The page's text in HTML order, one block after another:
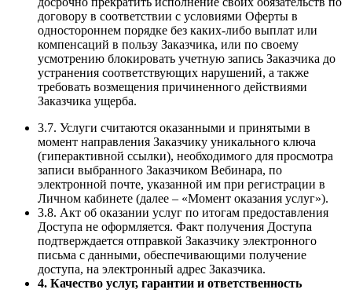
договору в соответствии с условиями Оферты в
одностороннем порядке без каких-либо выплат или
компенсаций в пользу Заказчика, или по своему
усмотрению блокировать учетную запись Заказчика до
устранения соответствующих нарушений, а также
требовать возмещения причиненного действиями
Заказчика ущерба.
3.7. Услуги считаются оказанными и принятыми в
момент направления Заказчику уникального ключа
(гиперактивной ссылки), необходимого для просмотра
записи выбранного Заказчиком Вебинара, по
электронной почте, указанной им при регистрации в
Личном кабинете (далее – «Момент оказания услуг»).
3.8. Акт об оказании услуг по итогам предоставления
Доступа не оформляется. Факт получения Доступа
подтверждается отправкой Заказчику электронного
письма с данными, обеспечивающими получение
доступа, на электронный адрес Заказчика.
4. Качество услуг, гарантии и ответственность